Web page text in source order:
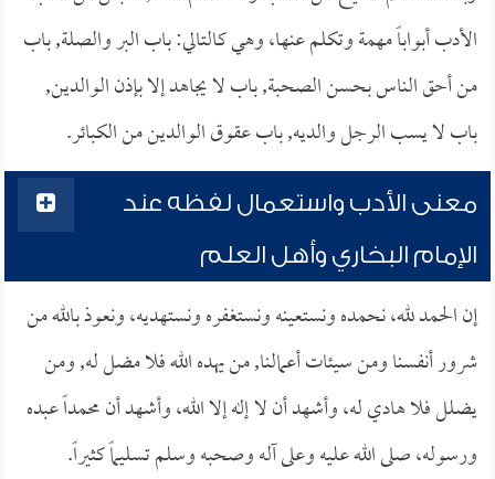
الأدب أبواباً مهمة وتكلم عنها، وهي كالتالي: باب البر والصلة, باب
من أحق الناس بحسن الصحبة, باب لا يجاهد إلا بإذن الوالدين,
باب لا يسب الرجل والديه, باب عقوق الوالدين من الكبائر.
معنى الأدب واستعمال لفظه عند
الإمام البخاري وأهل العلم
إن الحمد لله، نحمده ونستعينه ونستغفره ونستهديه، ونعوذ بالله من
شرور أنفسنا ومن سيئات أعمالنا, من يهده الله فلا مضل له, ومن
يضلل فلا هادي له، وأشهد أن لا إله إلا الله، وأشهد أن محمداً عبده
ورسوله، صلى الله عليه وعلى آله وصحبه وسلم تسليماً كثيراً.